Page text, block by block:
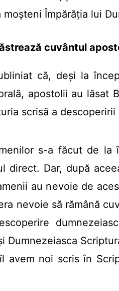
Împărăţia lui
cuvântul
că, deși la
apostolii au lăsat
scrisă a
s-a făcut de la
direct. Dar, după
au nevoie de
nevoie să rămână
Dumnezeiasca
avem noi scris în